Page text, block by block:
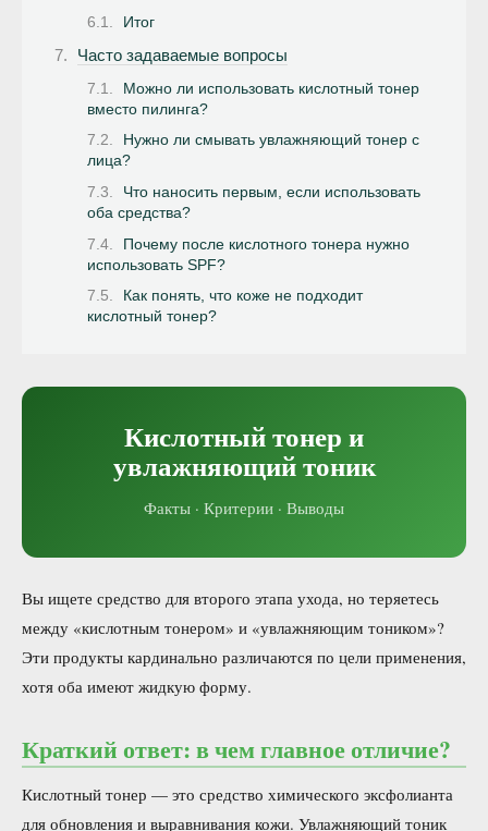
Итог
Часто задаваемые вопросы
Можно ли использовать кислотный тонер
вместо пилинга?
Нужно ли смывать увлажняющий тонер с
лица?
Что наносить первым, если использовать
оба средства?
Почему после кислотного тонера нужно
использовать SPF?
Как понять, что коже не подходит
кислотный тонер?
Кислотный тонер и
увлажняющий тоник
Факты · Критерии · Выводы
Вы ищете средство для второго этапа ухода, но теряетесь
между «кислотным тонером» и «увлажняющим тоником»?
Эти продукты кардинально различаются по цели применения,
хотя оба имеют жидкую форму.
Краткий ответ: в чем главное отличие?
Кислотный тонер — это средство химического эксфолианта
для обновления и выравнивания кожи. Увлажняющий тоник